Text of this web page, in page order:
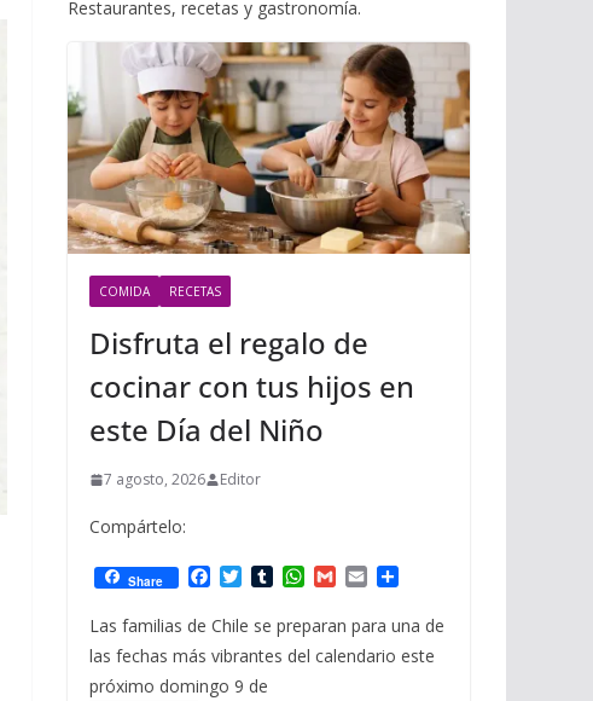
Restaurantes, recetas y gastronomía.
COMIDA RECETAS
Disfruta el regalo de
cocinar con tus hijos en
este Día del Niño
7 agosto, 2026 Editor
Compártelo:
Share
c
b
o
T
i
t
e
T
m
b
l
W
a
s
G
a
l
E
a
l
m
a
Las familias de Chile se preparan para una de
las fechas más vibrantes del calendario este
próximo domingo 9 de